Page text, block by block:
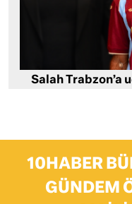
Salah Trabzon’a
10HABER
GÜNDEM